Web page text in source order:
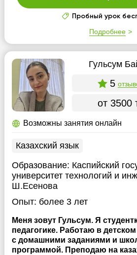
Пробный урок
Подробнее
Гульсум
5
от 3500
Возможны занятия онлайн
Казахский язык
Образование: Каспийский
университет технологий и
Ш.Есенова
Опыт: более 3 лет
Меня зовут Гульсум. Я
педагогике. Работаю в
с домашними заданиями и
программой. Преподаю на